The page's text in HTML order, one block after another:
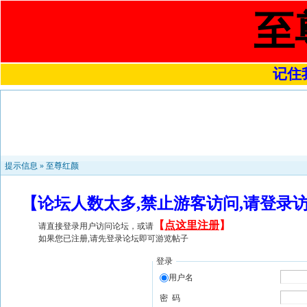
至
记住
提示信息 » 至尊红颜
【论坛人数太多,禁止游客访问,请登
请直接登录用户访问论坛，或请 【 点这里注册】
如果您已注册,请先登录论坛即可游览帖子
登录
用户名
密 码